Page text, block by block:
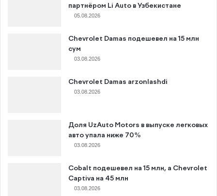
партнёром Li Auto в Узбекистане
05.08.2026
Chevrolet Damas подешевел на 15 млн
сум
03.08.2026
Chevrolet Damas arzonlashdi
03.08.2026
Доля UzAuto Motors в выпуске легковых
авто упала ниже 70%
03.08.2026
Cobalt подешевел на 15 млн, а Chevrolet
Captiva на 45 млн
03.08.2026